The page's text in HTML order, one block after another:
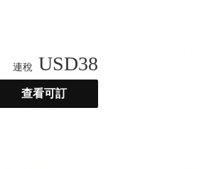
連稅 USD38
查看可訂